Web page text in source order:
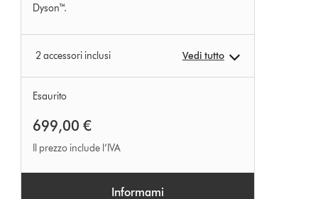
Ratings
Dyson™.
2 accessori inclusi Vedi tutto
Esaurito
699,00 €
Il prezzo include l’IVA
Informami